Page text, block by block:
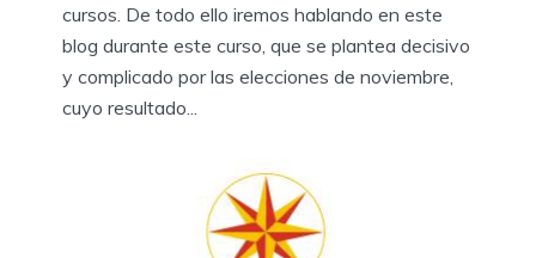
cursos. De todo ello iremos hablando en este
blog durante este curso, que se plantea decisivo
y complicado por las elecciones de noviembre,
cuyo resultado...